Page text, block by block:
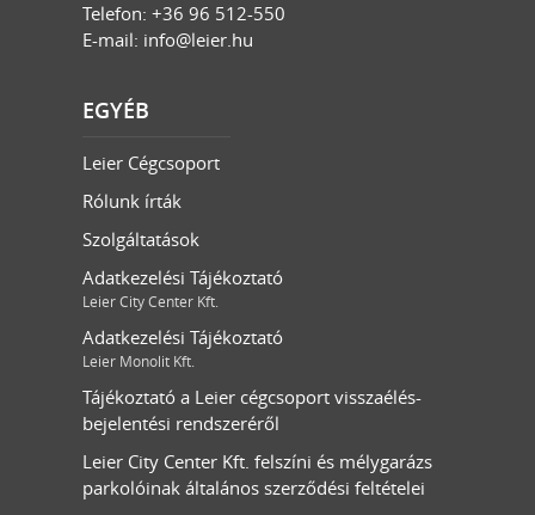
Telefon: +36 96 512-550
E-mail: info@leier.hu
EGYÉB
Leier Cégcsoport
Rólunk írták
Szolgáltatások
Adatkezelési Tájékoztató
Leier City Center Kft.
Adatkezelési Tájékoztató
Leier Monolit Kft.
Tájékoztató a Leier cégcsoport visszaélés-
bejelentési rendszeréről
Leier City Center Kft. felszíni és mélygarázs
parkolóinak általános szerződési feltételei